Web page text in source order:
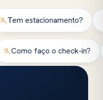
Como
Como faço o